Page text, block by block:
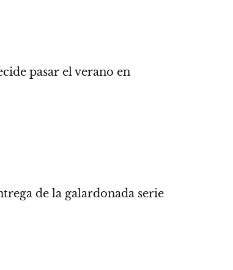
pasar el verano en
de la galardonada serie